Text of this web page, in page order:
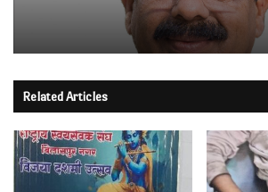
Related Articles